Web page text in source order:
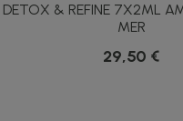
DETOX & REFINE 7X2ML
MER
29,50 €